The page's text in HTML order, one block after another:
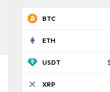
BTC
ETH
USDT
XRP